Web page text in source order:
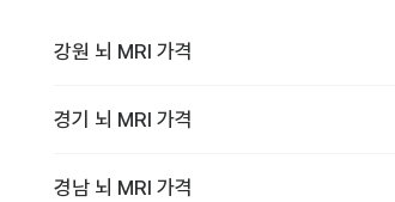
강원 뇌 MRI 가격
경기 뇌 MRI 가격
경남 뇌 MRI 가격